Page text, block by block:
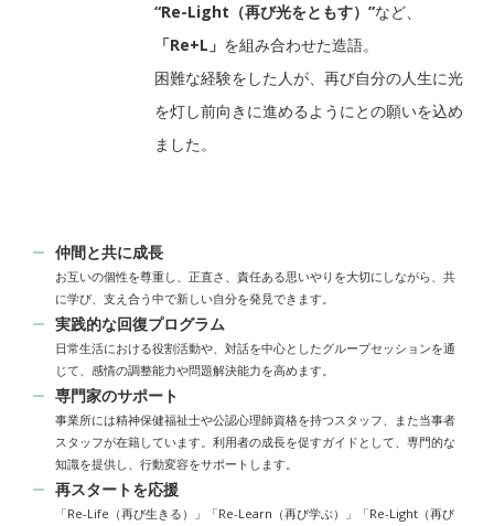
“Re-Light（再び光をともす）”など、
「Re+L」 を組み合わせた造語。
困難な経験をした人が、再び自分の人生に光
を灯し前向きに進めるようにとの願いを込め
ました。
仲間と共に成長
お互いの個性を尊重し、正直さ、責任ある思いやりを大切にしながら、共
に学び、支え合う中で新しい自分を発見できます。
実践的な回復プログラム
日常生活における役割活動や、対話を中心としたグループセッションを通
じて、感情の調整能力や問題解決能力を高めます。
専門家のサポート
事業所には精神保健福祉士や公認心理師資格を持つスタッフ、また当事者
スタッフが在籍しています。利用者の成長を促すガイドとして、専門的な
知識を提供し、行動変容をサポートします。
再スタートを応援
「Re-Life（再び生きる）」「Re-Learn（再び学ぶ）」「Re-Light（再び